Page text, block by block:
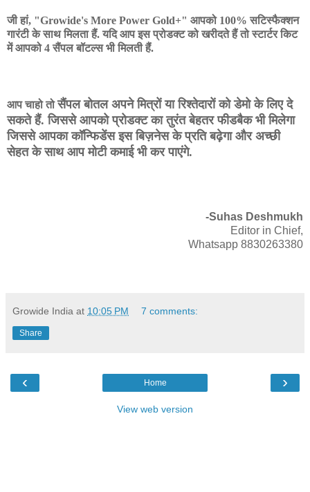
जी हां, "Growide's More Power Gold+" आपको 100% सटिस्फैक्शन
गारंटी के साथ मिलता हैं. यदि आप इस प्रोडक्ट को खरीदते हैं तो स्टार्टर किट
में आपको 4 सैंपल बॉटल्स भी मिलती हैं.
आप चाहो तोसैंपल बोतल अपने मित्रों या रिश्तेदारों को डेमो के लिए दे
सकते हैं. जिससे आपको प्रोडक्ट का तुरंत बेहतर फीडबैक भी मिलेगा
जिससे आपका कॉन्फिडेंस इस बिज़नेस के प्रति बढ़ेगा और अच्छी
सेहत के साथ आप मोटी कमाई भी कर पाएंगे.
-Suhas Deshmukh
Editor in Chief,
Whatsapp 8830263380
Growide India at 10:05 PM 7 comments:
Share
‹ ›
Home
View web version